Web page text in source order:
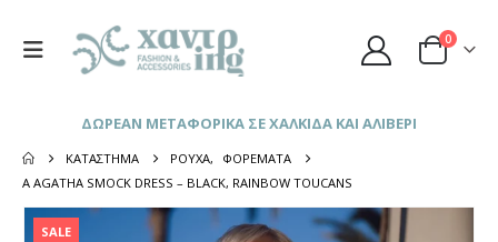
0
ΔΩΡΕΑΝ ΜΕΤΑΦΟΡΙΚΑ ΣΕ ΧΑΛΚΙΔΑ ΚΑΙ ΑΛΙΒΕΡΙ
ΚΑΤΆΣΤΗΜΑ ΡΟΎΧΑ,
ΦΟΡΈΜΑΤΑ
A AGATHA SMOCK DRESS – BLACK, RAINBOW TOUCANS
SALE